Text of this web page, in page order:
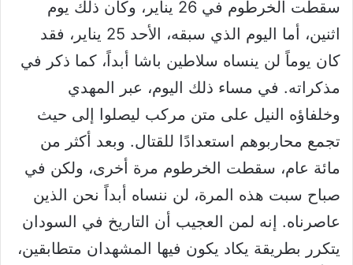
سقطت الخرطوم في 26 يناير، وكان ذلك يوم
اثنين، أما اليوم الذي سبقه، الأحد 25 يناير، فقد
كان يوماً لن ينساه سلاطين باشا أبداً، كما ذكر في
مذكراته. في مساء ذلك اليوم، عبر المهدي
وخلفاؤه النيل على متن مركب ليصلوا إلى حيث
تجمع محاربوهم استعدادًا للقتال. وبعد أكثر من
مائة عام، سقطت الخرطوم مرة أخرى، ولكن في
صباح سبت هذه المرة، لن ننساه أبداً نحن الذين
عاصرناه. إنه لمن العجيب أن التاريخ في السودان
يتكرر بطريقة يكاد يكون فيها المشهدان متطابقين،